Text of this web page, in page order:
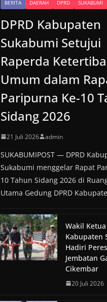
BERITA DAERAH DPRD SUKABUMI
DPRD Kabupaten
Sukabumi Setujui
Raperda
Umum dalam
Paripurna Ke-10
Sidang 2026
21 Juli 2026 admin
SUKABUMIPOST — DPRD
Sukabumi menggelar Rapat
10 Tahun Sidang 2026 di
Utama Gedung DPRD
Wakil Ketua
Kabupaten
Hadiri
Jembatan
Cikembar
20 Juli 2026